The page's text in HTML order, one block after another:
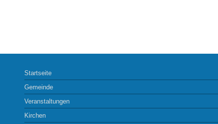
Startseite
Gemeinde
Veranstaltungen
Kirchen